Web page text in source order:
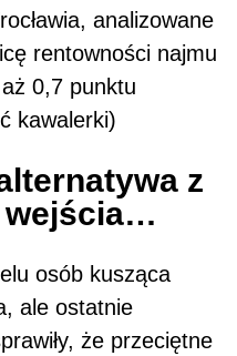
analizowane
rentowności najmu
0,7 punktu
kawalerki)
z
wejścia…
osób kusząca
ale ostatnie
że przeciętne